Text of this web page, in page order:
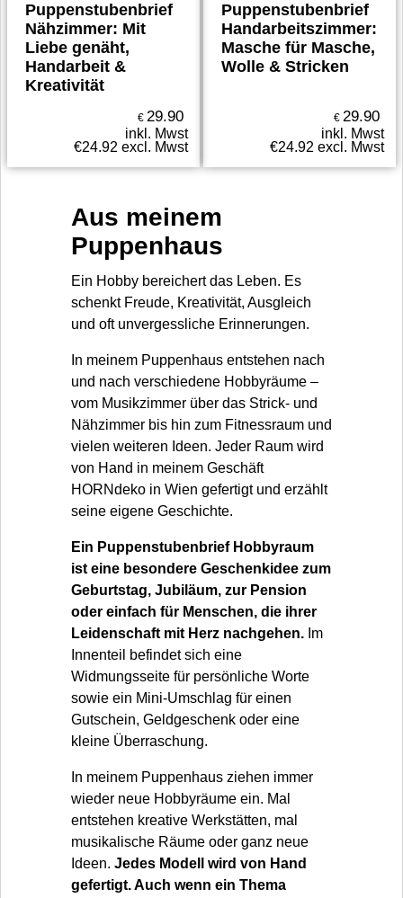
Puppenstubenbrief
Nähzimmer: Mit
Liebe genäht,
Handarbeit &
Kreativität
€ 29.90
inkl. Mwst
€24.92 excl. Mwst
Puppenstubenbrief
Handarbeitszimmer:
Masche für Masche,
Wolle & Stricken
€ 29.90
inkl. Mwst
€24.92 excl. Mwst
Aus meinem
Puppenhaus
Ein Hobby bereichert das Leben. Es
schenkt Freude, Kreativität, Ausgleich
und oft unvergessliche Erinnerungen.
In meinem Puppenhaus entstehen nach
und nach verschiedene Hobbyräume –
vom Musikzimmer über das Strick- und
Nähzimmer bis hin zum Fitnessraum und
vielen weiteren Ideen. Jeder Raum wird
von Hand in meinem Geschäft
HORNdeko in Wien gefertigt und erzählt
seine eigene Geschichte.
Ein Puppenstubenbrief Hobbyraum
ist eine besondere Geschenkidee zum
Geburtstag, Jubiläum, zur Pension
oder einfach für Menschen, die ihrer
Leidenschaft mit Herz nachgehen. Im
Innenteil befindet sich eine
Widmungsseite für persönliche Worte
sowie ein Mini-Umschlag für einen
Gutschein, Geldgeschenk oder eine
kleine Überraschung.
In meinem Puppenhaus ziehen immer
wieder neue Hobbyräume ein. Mal
entstehen kreative Werkstätten, mal
musikalische Räume oder ganz neue
Ideen. Jedes Modell wird von Hand
gefertigt. Auch wenn ein Thema